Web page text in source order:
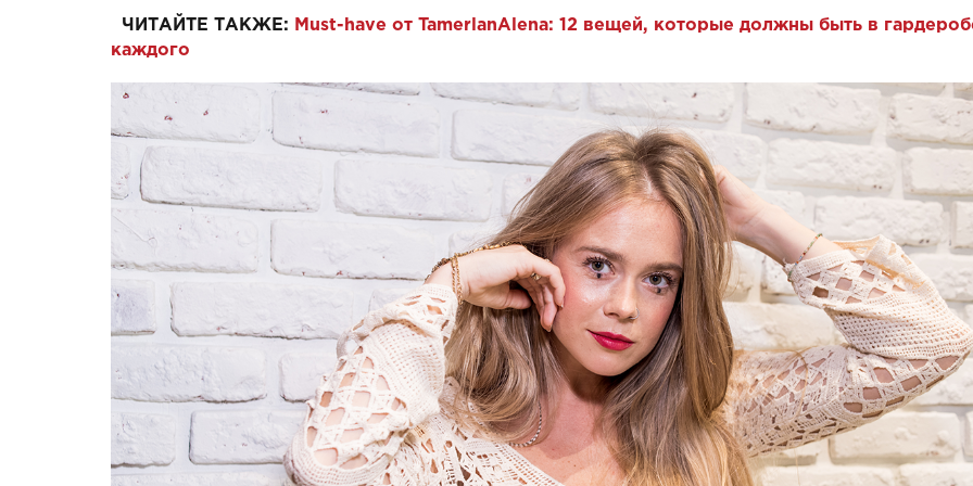
ЧИТАЙТЕ ТАКЖЕ: Must-have от TamerlanAlena: 12 вещей, которые должны быть в
каждого